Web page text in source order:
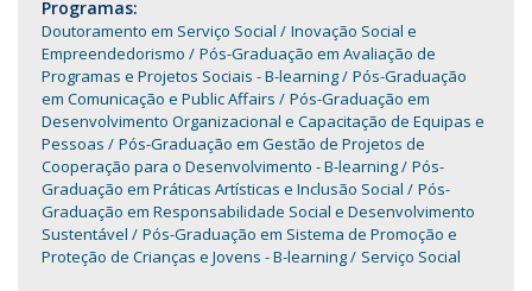
Programas:
Doutoramento em Serviço Social
Inovação Social e
Empreendedorismo
Pós-Graduação em Avaliação de
Programas e Projetos Sociais - B-learning
Pós-Graduação
em Comunicação e Public Affairs
Pós-Graduação em
Desenvolvimento Organizacional e Capacitação de Equipas e
Pessoas
Pós-Graduação em Gestão de Projetos de
Cooperação para o Desenvolvimento - B-learning
Pós-
Graduação em Práticas Artísticas e Inclusão Social
Pós-
Graduação em Responsabilidade Social e Desenvolvimento
Sustentável
Pós-Graduação em Sistema de Promoção e
Proteção de Crianças e Jovens - B-learning
Serviço Social